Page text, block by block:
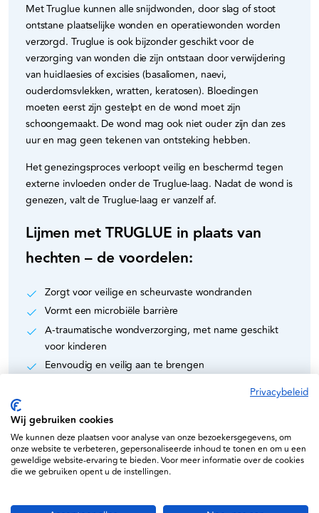
Met Truglue kunnen alle snijdwonden, door slag of stoot
ontstane plaatselijke wonden en operatiewonden worden
verzorgd. Truglue is ook bijzonder geschikt voor de
verzorging van wonden die zijn ontstaan door verwijdering
van huidlaesies of excisies (basaliomen, naevi,
ouderdomsvlekken, wratten, keratosen). Bloedingen
moeten eerst zijn gestelpt en de wond moet zijn
schoongemaakt. De wond mag ook niet ouder zijn dan zes
uur en mag geen tekenen van ontsteking hebben.
Het genezingsproces verloopt veilig en beschermd tegen
externe invloeden onder de Truglue-laag. Nadat de wond is
genezen, valt de Truglue-laag er vanzelf af.
Lijmen met TRUGLUE in plaats van
hechten – de voordelen:
Zorgt voor veilige en scheurvaste wondranden
Vormt een microbiële barrière
A-traumatische wondverzorging, met name geschikt
voor kinderen
Eenvoudig en veilig aan te brengen
Moet worden bewaard bij -18°C
Specificaties
Privacybeleid
Wij gebruiken cookies
We kunnen deze plaatsen voor analyse van onze bezoekersgegevens, om
onze website te verbeteren, gepersonaliseerde inhoud te tonen en om u een
geweldige website-ervaring te bieden. Voor meer informatie over de cookies
die we gebruiken opent u de instellingen.